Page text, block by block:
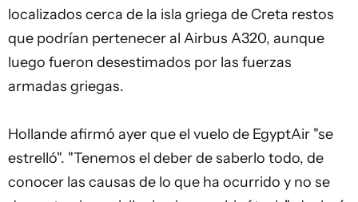
localizados cerca de la isla griega de Creta restos
que podrían pertenecer al Airbus A320, aunque
luego fueron desestimados por las fuerzas
armadas griegas.
Hollande afirmó ayer que el vuelo de EgyptAir "se
estrelló". "Tenemos el deber de saberlo todo, de
conocer las causas de lo que ha ocurrido y no se